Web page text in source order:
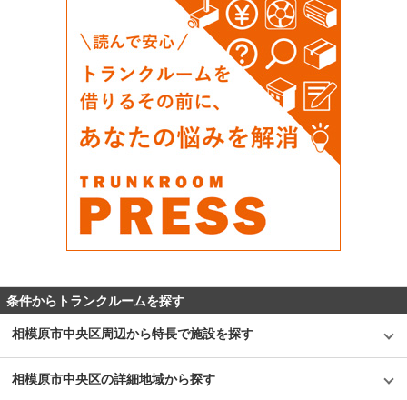
条件からトランクルームを探す
相模原市中央区周辺から特長で施設を探す
相模原市中央区の詳細地域から探す